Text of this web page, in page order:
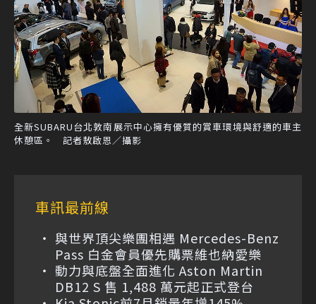
全新SUBARU台北敦南展示中心擁有優質的賞車環境與舒適的車主
休憩區。 記者敖啟恩／攝影
車訊最前線
與世界頂尖樂團相遇 Mercedes-Benz
Pass 白金會員優先購票維也納愛樂
動力與底盤全面進化 Aston Martin
DB12 S 售 1,488 萬元起正式登台